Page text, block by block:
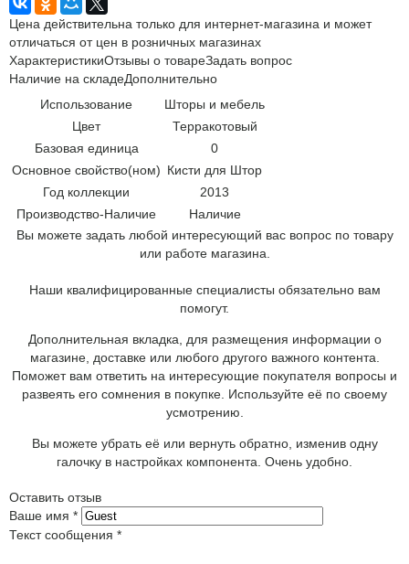
Цена действительна только для интернет-магазина и может
отличаться от цен в розничных магазинах
ХарактеристикиОтзывы о товареЗадать вопрос
Наличие на складеДополнительно
Использование
Шторы и мебель
Цвет
Терракотовый
Базовая единица
0
Основное свойство(ном) Кисти для Штор
Год коллекции
2013
Производство-Наличие
Наличие
Вы можете задать любой интересующий вас вопрос по товару
или работе магазина.
Наши квалифицированные специалисты обязательно вам
помогут.
Дополнительная вкладка, для размещения информации о
магазине, доставке или любого другого важного контента.
Поможет вам ответить на интересующие покупателя вопросы и
развеять его сомнения в покупке. Используйте её по своему
усмотрению.
Вы можете убрать её или вернуть обратно, изменив одну
галочку в настройках компонента. Очень удобно.
Оставить отзыв
Ваше имя *
Текст сообщения *